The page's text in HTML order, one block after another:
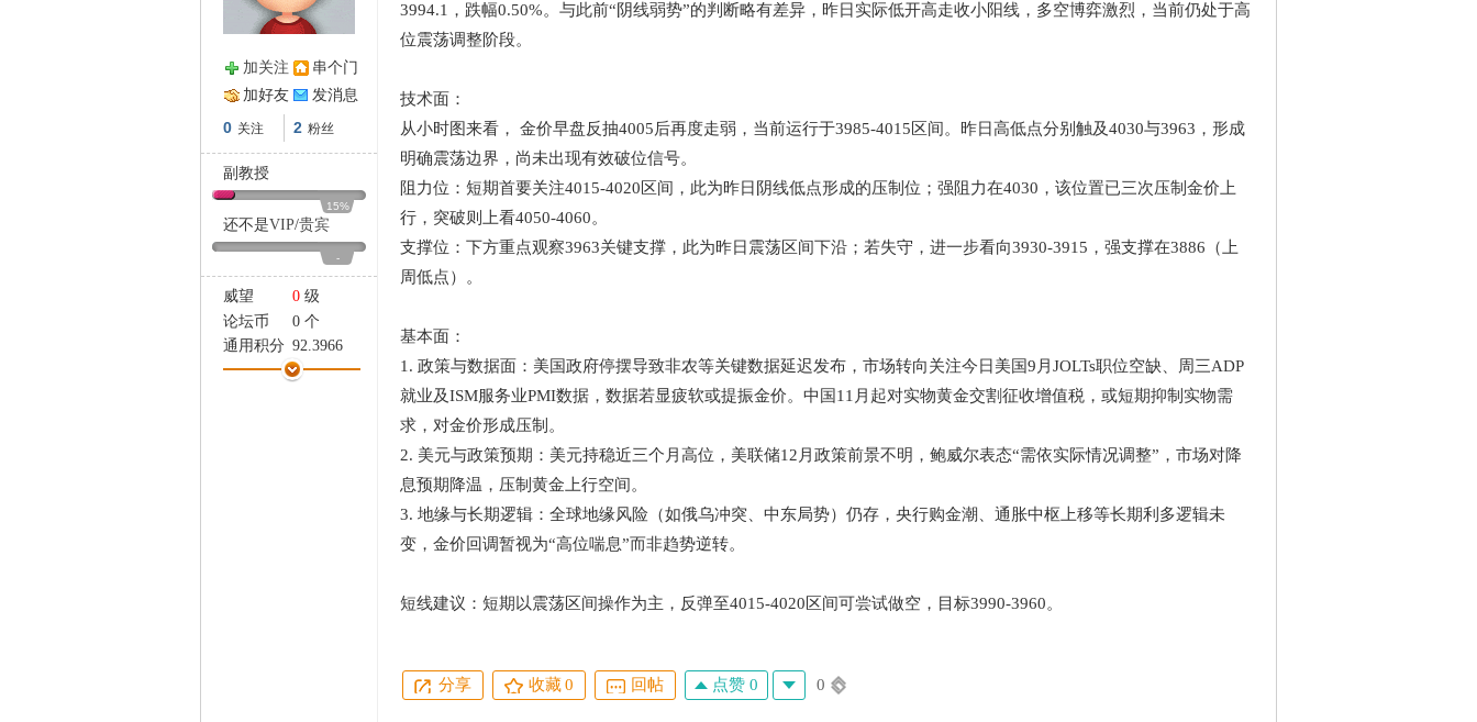
加关注
串个门
加好友
发消息
0 关注 2 粉丝
副教授
15%
还不是VIP/贵宾
-
威望 0 级
论坛币
0 个
通用积分 92.3966
学术水平
1 点
3994.1，跌幅0.50%。与此前“阴线弱势”的判断略有差异，昨日实际低开高走收小阳线，多空博弈激烈，当前仍处于高
位震荡调整阶段。
技术面：
从小时图来看， 金价早盘反抽4005后再度走弱，当前运行于3985-4015区间。昨日高低点分别触及4030与3963，形成
明确震荡边界，尚未出现有效破位信号。
阻力位：短期首要关注4015-4020区间，此为昨日阴线低点形成的压制位；强阻力在4030，该位置已三次压制金价上
行，突破则上看4050-4060。
支撑位：下方重点观察3963关键支撑，此为昨日震荡区间下沿；若失守，进一步看向3930-3915，强支撑在3886（上
周低点）。
基本面：
1. 政策与数据面：美国政府停摆导致非农等关键数据延迟发布，市场转向关注今日美国9月JOLTs职位空缺、周三ADP
就业及ISM服务业PMI数据，数据若显疲软或提振金价。中国11月起对实物黄金交割征收增值税，或短期抑制实物需
求，对金价形成压制。
2. 美元与政策预期：美元持稳近三个月高位，美联储12月政策前景不明，鲍威尔表态“需依实际情况调整”，市场对降
息预期降温，压制黄金上行空间。
3. 地缘与长期逻辑：全球地缘风险（如俄乌冲突、中东局势）仍存，央行购金潮、通胀中枢上移等长期利多逻辑未
变，金价回调暂视为“高位喘息”而非趋势逆转。
短线建议：短期以震荡区间操作为主，反弹至4015-4020区间可尝试做空，目标3990-3960。
分享 收藏0 回帖 点赞 0 0